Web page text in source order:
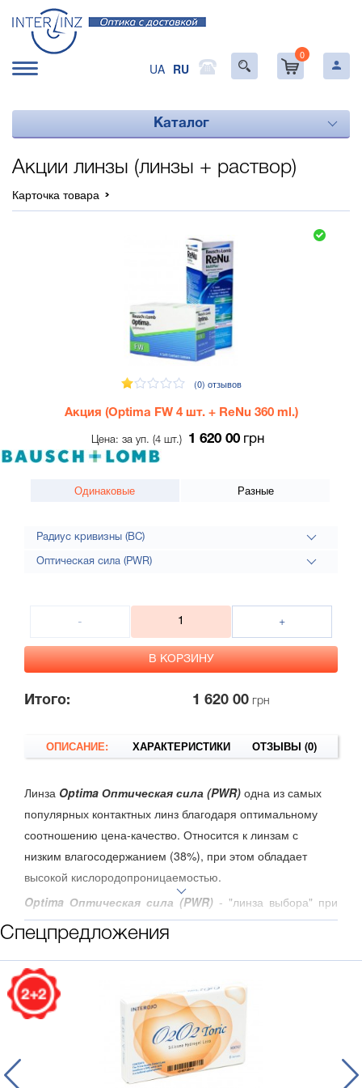
UA RU
0
Каталог
Акции линзы (линзы + раствор)
Карточка товара
(0) отзывов
Акция (Optima FW 4 шт. + ReNu 360 ml.)
Цена: за уп. (4 шт.) 1 620 00 грн
Одинаковые Разные
Радиус кривизны (BC)
Оптическая сила (PWR)
Итого: 1 620 00 грн
ОПИСАНИЕ: ХАРАКТЕРИСТИКИ ОТЗЫВЫ (0)
Линза Optima Оптическая сила (PWR) одна из самых
популярных контактных линз благодаря оптимальному
соотношению цена-качество. Относится к линзам с
низким влагосодержанием (38%), при этом обладает
высокой кислородопроницаемостью.
Optima Оптическая сила (PWR) - "линза выбора" при
сниженной слезопродукции.
Предназначены для дневного или гибкого ношения.
Для линз
рекомендуется использовать многофункциональный
раствор
ReNu Multi Plus
Режим замены, раз в 3 месяца.
Cпецпредложения
.